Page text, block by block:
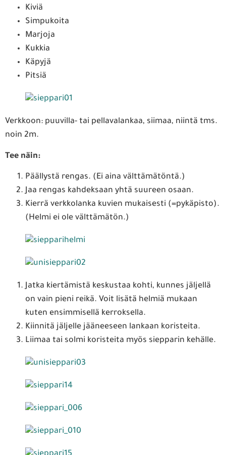
Kiviä
Simpukoita
Marjoja
Kukkia
Käpyjä
Pitsiä
Verkkoon: puuvilla- tai pellavalankaa, siimaa, niintä tms.
noin 2m.
Tee näin:
Päällystä rengas. (Ei aina välttämätöntä.)
Jaa rengas kahdeksaan yhtä suureen osaan.
Kierrä verkkolanka kuvien mukaisesti (=pykäpisto).
(Helmi ei ole välttämätön.)
Jatka kiertämistä keskustaa kohti, kunnes jäljellä
on vain pieni reikä. Voit lisätä helmiä mukaan
kuten ensimmisellä kerroksella.
Kiinnitä jäljelle jääneeseen lankaan koristeita.
Liimaa tai solmi koristeita myös siepparin kehälle.